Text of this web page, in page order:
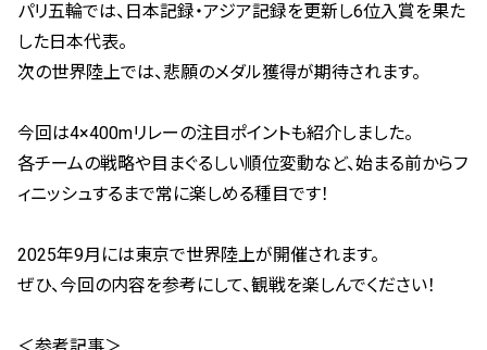
パリ五輪では、日本記録・アジア記録を更新し6位入賞を果た
した日本代表。
次の世界陸上では、悲願のメダル獲得が期待されます。
今回は4×400mリレーの注目ポイントも紹介しました。
各チームの戦略や目まぐるしい順位変動など、始まる前からフ
ィニッシュするまで常に楽しめる種目です！
2025年9月には東京で世界陸上が開催されます。
ぜひ、今回の内容を参考にして、観戦を楽しんでください！